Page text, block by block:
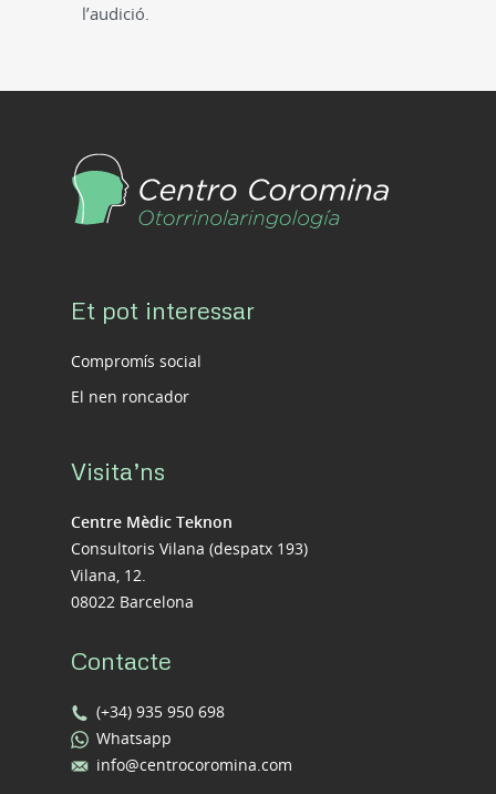
l’audició.
Et pot interessar
Compromís social
El nen roncador
Visita’ns
Centre Mèdic Teknon
Consultoris Vilana (despatx 193)
Vilana, 12.
08022 Barcelona
Contacte
(+34) 935 950 698
Whatsapp
info@centrocoromina.com